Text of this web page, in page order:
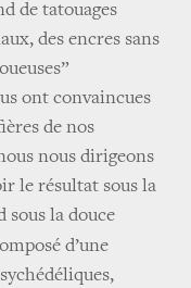
de tatouages
des encres sans
ont convaincues
de nos
nous dirigeons
le résultat sous la
sous la douce
d’une